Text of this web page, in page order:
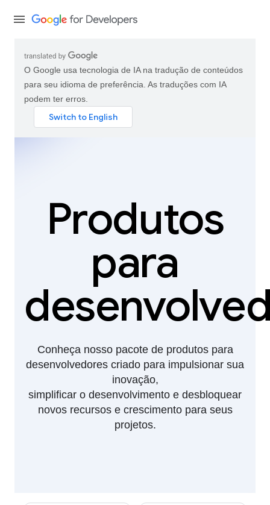
O Google usa tecnologia de IA na tradução de conteúdos
para seu idioma de preferência. As traduções com IA
podem ter erros.
Produtos
para
Conheça nosso pacote de produtos para
desenvolvedores criado para impulsionar sua
inovação,
simplificar o desenvolvimento e desbloquear
novos recursos e crescimento para seus
projetos.